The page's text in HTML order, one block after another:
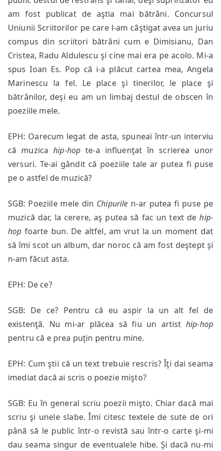
am fost publicat de aştia mai bătrâni. Concursul
Uniunii Scriitorilor pe care l-am câştigat avea un juriu
compus din scriitori bătrâni cum e Dimisianu, Dan
Cristea, Radu Aldulescu şi cine mai era pe acolo. Mi-a
spus Ioan Es. Pop că i-a plăcut cartea mea, Angela
Marinescu la fel. Le place şi tinerilor, le place şi
bătrânilor, deşi eu am un limbaj destul de obscen în
poeziile mele.
EPH: Oarecum legat de asta, spuneai într-un interviu
că muzicahip-hop te-a influenţat în scrierea unor
versuri. Te-ai gândit că poeziile tale ar putea fi puse
pe o astfel de muzică?
SGB: Poeziile mele din Chipurile n-ar putea fi puse pe
muzică dar, la cerere, aş putea să fac un text dehip-
hop foarte bun. De altfel, am vrut la un moment dat
să îmi scot un album, dar noroc că am fost deştept şi
n-am făcut asta.
EPH: De ce?
SGB: De ce? Pentru că eu aspir la un alt fel de
existenţă. Nu mi-ar plăcea să fiu un artist hip-hop
pentru că e prea puţin pentru mine.
EPH: Cum ştii că un text trebuie rescris? Îţi dai seama
imediat dacă ai scris o poezie mişto?
SGB: Eu în general scriu poezii mişto. Chiar dacă mai
scriu şi unele slabe. Îmi citesc textele de sute de ori
până să le public într-o revistă sau într-o carte şi-mi
dau seama singur de eventualele hibe. Şi dacă nu-mi